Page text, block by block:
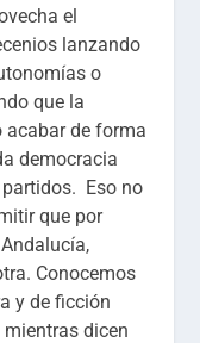
el
lanzando
o
que la
acabar de forma
democracia
Eso no
que por
Conocemos
y de ficción
dicen